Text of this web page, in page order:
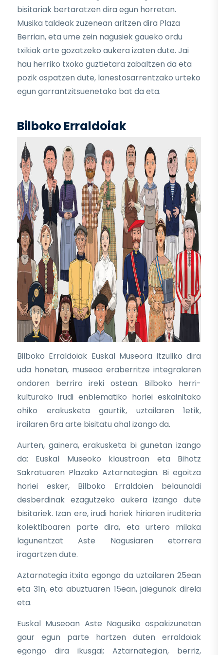
bisitariak bertaratzen dira egun horretan.
Musika taldeak zuzenean aritzen dira Plaza
Berrian, eta ume zein nagusiek gaueko ordu
txikiak arte gozatzeko aukera izaten dute. Jai
hau herriko txoko guztietara zabaltzen da eta
pozik ospatzen dute, lanestosarrentzako urteko
egun garrantzitsuenetako bat da eta.
Bilboko Erraldoiak
Bilboko Erraldoiak Euskal Museora itzuliko dira
uda honetan, museoa eraberritze integralaren
ondoren berriro ireki ostean. Bilboko herri-
kulturako irudi enblematiko horiei eskainitako
ohiko erakusketa gaurtik, uztailaren 1etik,
irailaren 6ra arte bisitatu ahal izango da.
Aurten, gainera, erakusketa bi gunetan izango
da: Euskal Museoko klaustroan eta Bihotz
Sakratuaren Plazako Aztarnategian. Bi egoitza
horiei esker, Bilboko Erraldoien belaunaldi
desberdinak ezagutzeko aukera izango dute
bisitariek. Izan ere, irudi horiek hiriaren iruditeria
kolektiboaren parte dira, eta urtero milaka
lagunentzat Aste Nagusiaren etorrera
iragartzen dute.
Aztarnategia itxita egongo da uztailaren 25ean
eta 31n, eta abuztuaren 15ean, jaiegunak direla
eta.
Euskal Museoan Aste Nagusiko ospakizunetan
gaur egun parte hartzen duten erraldoiak
egongo dira ikusgai; Aztarnategian, berriz,